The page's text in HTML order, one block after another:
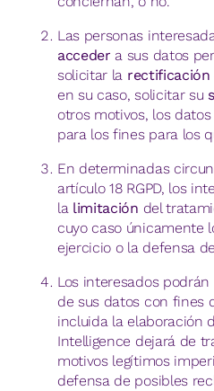
Las personas
acceder a sus datos
solicitar la rectificación
en su caso, solicitar su
otros motivos, los
para los fines para los
En determinadas
artículo 18 RGPD, los
la limitación del
cuyo caso únicamente
ejercicio o la defensa
Los interesados podrán
de sus datos con fines
incluida la elaboración
Intelligence dejará de
motivos legítimos
defensa de posibles